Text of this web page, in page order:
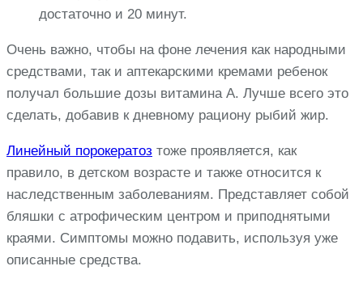
достаточно и 20 минут.
Очень важно, чтобы на фоне лечения как народными
средствами, так и аптекарскими кремами ребенок
получал большие дозы витамина A. Лучше всего это
сделать, добавив к дневному рациону рыбий жир.
Линейный порокератоз тоже проявляется, как
правило, в детском возрасте и также относится к
наследственным заболеваниям. Представляет собой
бляшки с атрофическим центром и приподнятыми
краями. Симптомы можно подавить, используя уже
описанные средства.